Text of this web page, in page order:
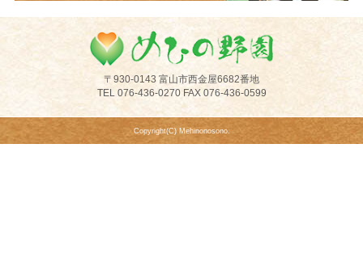
〒930-0143 富山市西金屋6682番地
TEL 076-436-0270 FAX 076-436-0599
Copyright(C) Mehinonosono.